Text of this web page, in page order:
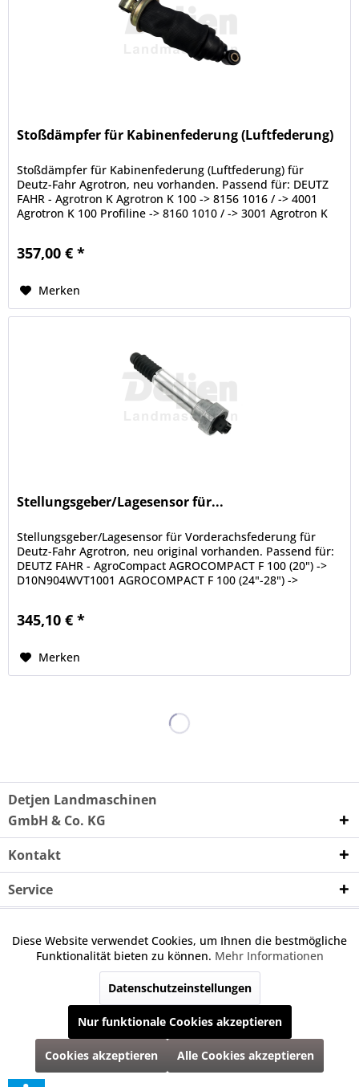
Stoßdämpfer für Kabinenfederung (Luftfederung)
Stoßdämpfer für Kabinenfederung (Luftfederung) für
Deutz-Fahr Agrotron, neu vorhanden. Passend für: DEUTZ
FAHR - Agrotron K Agrotron K 100 -> 8156 1016 / -> 4001
Agrotron K 100 Profiline -> 8160 1010 / -> 3001 Agrotron K
357,00 € *
Merken
Stellungsgeber/Lagesensor für...
Stellungsgeber/Lagesensor für Vorderachsfederung für
Deutz-Fahr Agrotron, neu original vorhanden. Passend für:
DEUTZ FAHR - AgroCompact AGROCOMPACT F 100 (20") ->
D10N904WVT1001 AGROCOMPACT F 100 (24"-28") ->
345,10 € *
Merken
Detjen Landmaschinen
GmbH & Co. KG
Kontakt
Service
angebotenen Ersatzteilen um keine Originalteile. Die
angegebene Nummer dient nur zu Vergleichszwecken.
* Alle Preise inkl. gesetzl. Mehrwertsteuer zzgl.Versandkostenund ggf.
Nachnahmegebühren, wenn nicht anders beschrieben
Funktionale Aktiv
Inaktiv
Tracking Inaktiv
Diese Website verwendet Cookies, um Ihnen die bestmögliche
Funktionalität bieten zu können. Mehr Informationen
Datenschutzeinstellungen
Nur funktionale Cookies akzeptieren
Cookies akzeptieren Alle Cookies akzeptieren